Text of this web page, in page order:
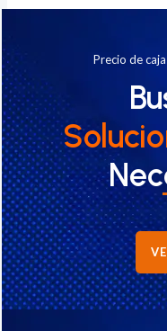
Precio de